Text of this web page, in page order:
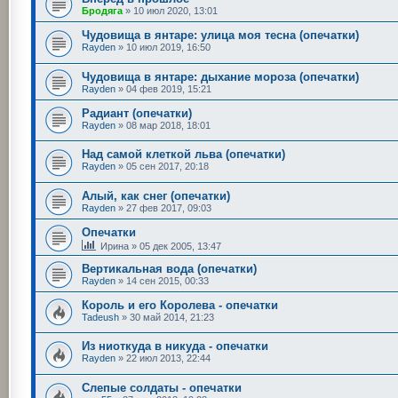
Бродяга » 10 июл 2020, 13:01
Чудовища в янтаре: улица моя тесна (опечатки)
Rayden » 10 июл 2019, 16:50
Чудовища в янтаре: дыхание мороза (опечатки)
Rayden » 04 фев 2019, 15:21
Радиант (опечатки)
Rayden » 08 мар 2018, 18:01
Над самой клеткой льва (опечатки)
Rayden » 05 сен 2017, 20:18
Алый, как снег (опечатки)
Rayden » 27 фев 2017, 09:03
Опечатки
Ирина » 05 дек 2005, 13:47
Вертикальная вода (опечатки)
Rayden » 14 сен 2015, 00:33
Король и его Королева - опечатки
Tadeush » 30 май 2014, 21:23
Из ниоткуда в никуда - опечатки
Rayden » 22 июл 2013, 22:44
Слепые солдаты - опечатки